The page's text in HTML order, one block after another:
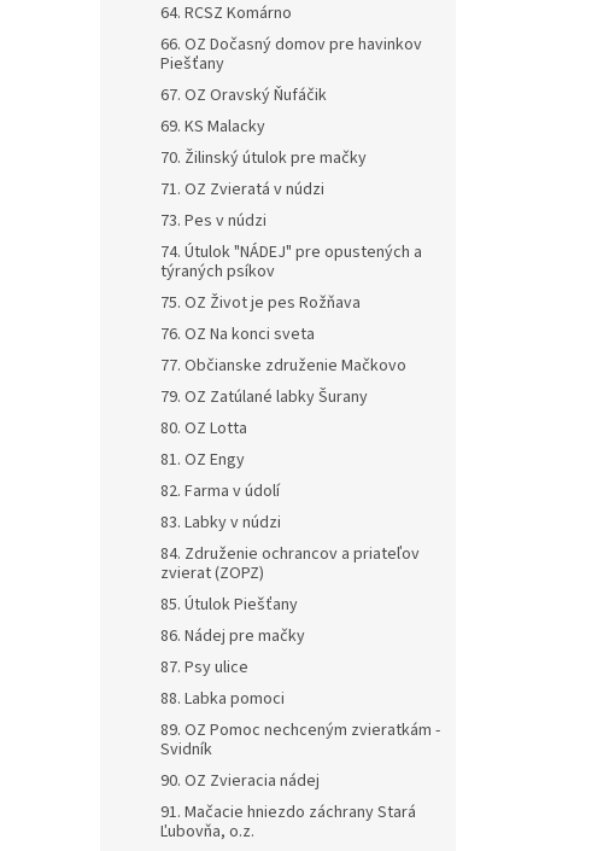
64. RCSZ Komárno
66. OZ Dočasný domov pre havinkov
Piešťany
67. OZ Oravský Ňufáčik
69. KS Malacky
70. Žilinský útulok pre mačky
71. OZ Zvieratá v núdzi
73. Pes v núdzi
74. Útulok "NÁDEJ" pre opustených a
týraných psíkov
75. OZ Život je pes Rožňava
76. OZ Na konci sveta
77. Občianske združenie Mačkovo
79. OZ Zatúlané labky Šurany
80. OZ Lotta
81. OZ Engy
82. Farma v údolí
83. Labky v núdzi
84. Združenie ochrancov a priateľov
zvierat (ZOPZ)
85. Útulok Piešťany
86. Nádej pre mačky
87. Psy ulice
88. Labka pomoci
89. OZ Pomoc nechceným zvieratkám -
Svidník
90. OZ Zvieracia nádej
91. Mačacie hniezdo záchrany Stará
Ľubovňa, o.z.